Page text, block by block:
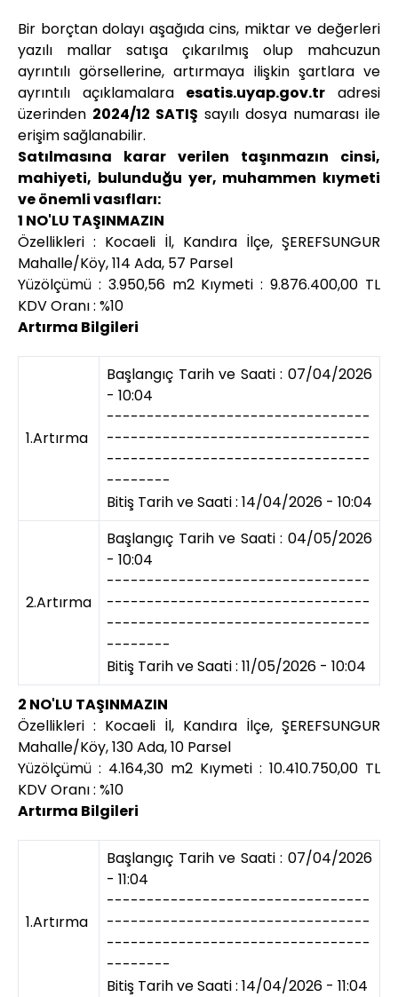
Bir borçtan dolayı aşağıda cins, miktar ve değerleri
yazılı mallar satışa çıkarılmış olup mahcuzun
ayrıntılı görsellerine, artırmaya ilişkin şartlara ve
ayrıntılı açıklamalara esatis.uyap.gov.tr adresi
üzerinden 2024/12 SATIŞ sayılı dosya numarası ile
erişim sağlanabilir.
Satılmasına karar verilen taşınmazın cinsi,
mahiyeti, bulunduğu yer, muhammen kıymeti
ve önemli vasıfları:
1 NO'LU TAŞINMAZIN
Özellikleri : Kocaeli İl, Kandıra İlçe, ŞEREFSUNGUR
Mahalle/Köy, 114 Ada, 57 Parsel
Yüzölçümü : 3.950,56 m2 Kıymeti : 9.876.400,00 TL
KDV Oranı : %10
Artırma Bilgileri
1.Artırma
Başlangıç Tarih ve Saati : 07/04/2026
- 10:04
---------------------------------
---------------------------------
---------------------------------
--------
Bitiş Tarih ve Saati : 14/04/2026 - 10:04
2.Artırma
Başlangıç Tarih ve Saati : 04/05/2026
- 10:04
---------------------------------
---------------------------------
---------------------------------
--------
Bitiş Tarih ve Saati : 11/05/2026 - 10:04
2 NO'LU TAŞINMAZIN
Özellikleri : Kocaeli İl, Kandıra İlçe, ŞEREFSUNGUR
Mahalle/Köy, 130 Ada, 10 Parsel
Yüzölçümü : 4.164,30 m2 Kıymeti : 10.410.750,00 TL
KDV Oranı : %10
Artırma Bilgileri
1.Artırma
Başlangıç Tarih ve Saati : 07/04/2026
- 11:04
---------------------------------
---------------------------------
---------------------------------
--------
Bitiş Tarih ve Saati : 14/04/2026 - 11:04